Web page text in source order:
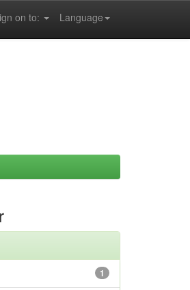
Language
on to:
1